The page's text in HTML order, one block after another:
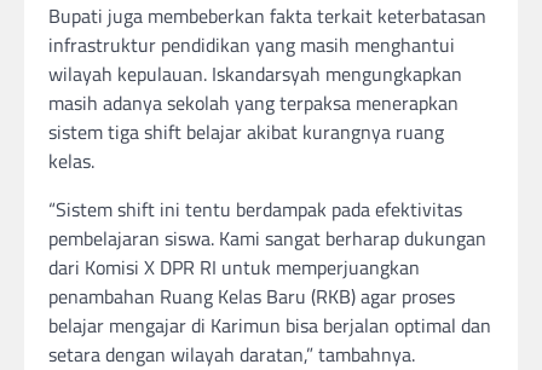
Bupati juga membeberkan fakta terkait keterbatasan
infrastruktur pendidikan yang masih menghantui
wilayah kepulauan. Iskandarsyah mengungkapkan
masih adanya sekolah yang terpaksa menerapkan
sistem tiga shift belajar akibat kurangnya ruang
kelas.
“Sistem shift ini tentu berdampak pada efektivitas
pembelajaran siswa. Kami sangat berharap dukungan
dari Komisi X DPR RI untuk memperjuangkan
penambahan Ruang Kelas Baru (RKB) agar proses
belajar mengajar di Karimun bisa berjalan optimal dan
setara dengan wilayah daratan,” tambahnya.